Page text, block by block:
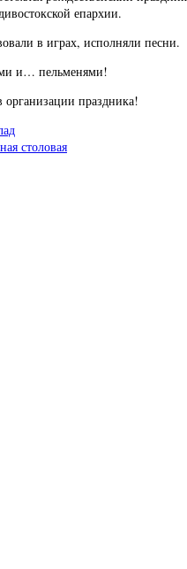
епархии.
в играх, исполняли песни.
и… пельменями!
праздника!
столовая